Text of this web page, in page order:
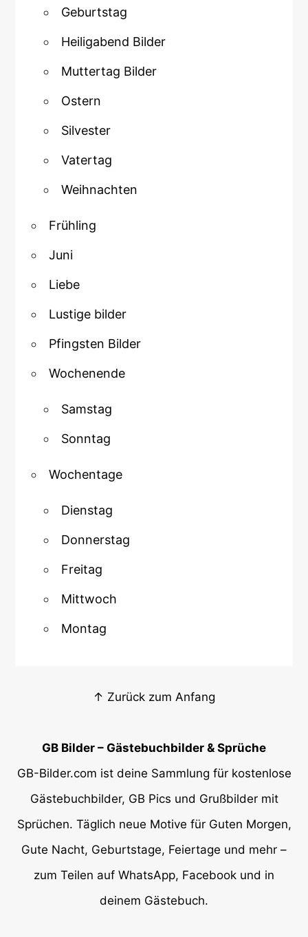
Geburtstag
Heiligabend Bilder
Muttertag Bilder
Ostern
Silvester
Vatertag
Weihnachten
Frühling
Juni
Liebe
Lustige bilder
Pfingsten Bilder
Wochenende
Samstag
Sonntag
Wochentage
Dienstag
Donnerstag
Freitag
Mittwoch
Montag
↑ Zurück zum Anfang
GB Bilder – Gästebuchbilder & Sprüche
GB-Bilder.com ist deine Sammlung für kostenlose
Gästebuchbilder, GB Pics und Grußbilder mit
Sprüchen. Täglich neue Motive für Guten Morgen,
Gute Nacht, Geburtstage, Feiertage und mehr –
zum Teilen auf WhatsApp, Facebook und in
deinem Gästebuch.